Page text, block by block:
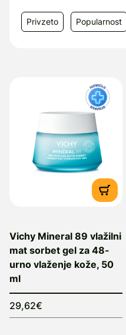
Privzeto Popularnost
Vichy Mineral 89 vlažilni
mat sorbet gel za 48-
urno vlaženje kože, 50
ml
29,62€